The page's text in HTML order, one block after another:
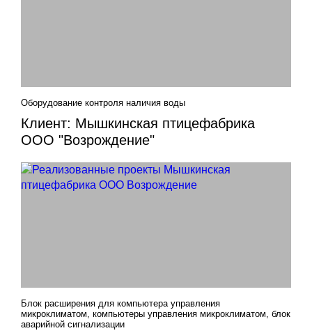
Клиент: Мышкинская птицефабрика
ООО "Возрождение"
Оборудование контроля наличия воды
Блок расширения для компьютера управления
микроклиматом, компьютеры управления микроклиматом, блок
аварийной сигнализации